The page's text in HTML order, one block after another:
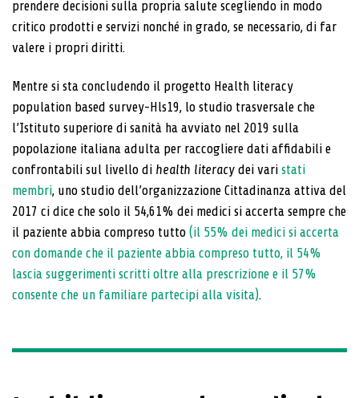
prendere decisioni sulla propria salute scegliendo in modo
critico prodotti e servizi nonché in grado, se necessario, di far
valere i propri diritti.
Mentre si sta concludendo il progetto Health literacy
population based survey-Hls19, lo studio trasversale che
l’Istituto superiore di sanità ha avviato nel 2019 sulla
popolazione italiana adulta per raccogliere dati affidabili e
confrontabili sul livello di health literacy dei vari stati
membri, uno studio dell’organizzazione Cittadinanza attiva del
2017 ci dice che solo il 54,61% dei medici si accerta sempre che
il paziente abbia compreso tutto (il 55% dei medici si accerta
con domande che il paziente abbia compreso tutto, il 54%
lascia suggerimenti scritti oltre alla prescrizione e il 57%
consente che un familiare partecipi alla visita).